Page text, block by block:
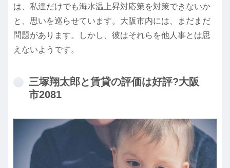
は、私達だけでも海水温上昇対応策を対策できないか
と、思いを巡らせています。大阪市内には、まだまだ
問題があります。しかし、彼はそれらを他人事とは思
えないようです。
三塚翔太郎と賃貸の評価は好評?大阪
市2081